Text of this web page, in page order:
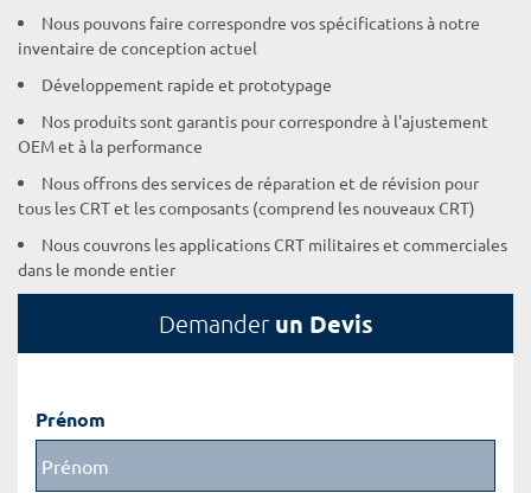
Nous pouvons faire correspondre vos spécifications à notre
inventaire de conception actuel
Développement rapide et prototypage
Nos produits sont garantis pour correspondre à l'ajustement
OEM et à la performance
Nous offrons des services de réparation et de révision pour
tous les CRT et les composants (comprend les nouveaux CRT)
Nous couvrons les applications CRT militaires et commerciales
dans le monde entier
Demander un Devis
Prénom